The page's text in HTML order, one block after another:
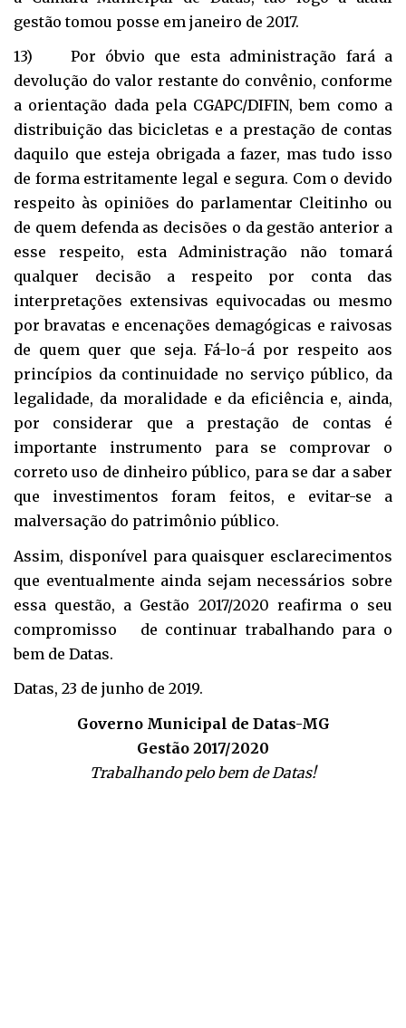
gestão tomou posse em janeiro de 2017.
13) Por óbvio que esta administração fará a
devolução do valor restante do convênio, conforme
a orientação dada pela CGAPC/DIFIN, bem como a
distribuição das bicicletas e a prestação de contas
daquilo que esteja obrigada a fazer, mas tudo isso
de forma estritamente legal e segura. Com o devido
respeito às opiniões do parlamentar Cleitinho ou
de quem defenda as decisões o da gestão anterior a
esse respeito, esta Administração não tomará
qualquer decisão a respeito por conta das
interpretações extensivas equivocadas ou mesmo
por bravatas e encenações demagógicas e raivosas
de quem quer que seja. Fá-lo-á por respeito aos
princípios da continuidade no serviço público, da
legalidade, da moralidade e da eficiência e, ainda,
por considerar que a prestação de contas é
importante instrumento para se comprovar o
correto uso de dinheiro público, para se dar a saber
que investimentos foram feitos, e evitar-se a
malversação do patrimônio público.
Assim, disponível para quaisquer esclarecimentos
que eventualmente ainda sejam necessários sobre
essa questão, a Gestão 2017/2020 reafirma o seu
compromisso de continuar trabalhando para o
bem de Datas.
Datas, 23 de junho de 2019.
Governo Municipal de Datas-MG
Gestão 2017/2020
Trabalhando pelo bem de Datas!